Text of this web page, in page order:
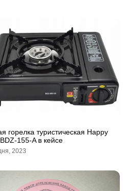
горелка туристическая Happy
155-A в кейсе
2023